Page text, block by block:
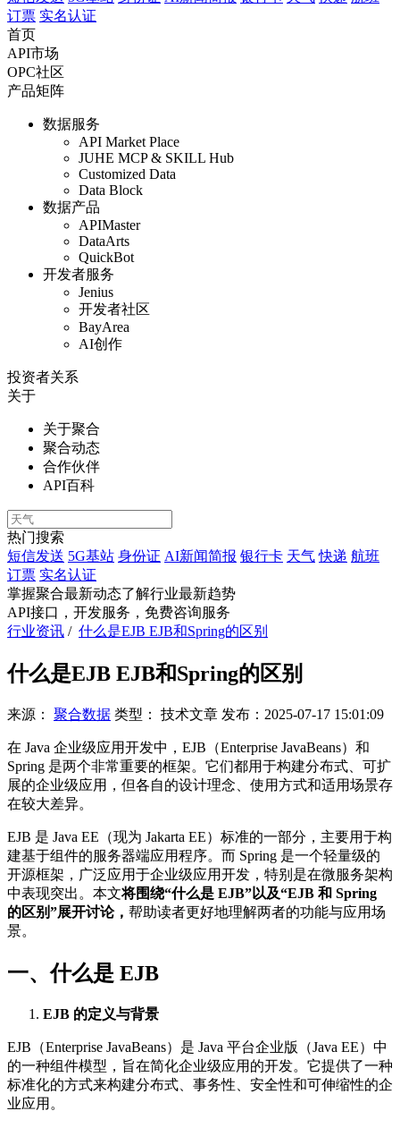
订票 实名认证
首页
API市场
OPC社区
产品矩阵
数据服务
API Market Place
JUHE MCP & SKILL Hub
Customized Data
Data Block
数据产品
APIMaster
DataArts
QuickBot
开发者服务
Jenius
开发者社区
BayArea
AI创作
投资者关系
关于
关于聚合
聚合动态
合作伙伴
API百科
热门搜索
短信发送 5G基站 身份证 AI新闻简报 银行卡 天气 快递 航班
订票 实名认证
掌握聚合最新动态了解行业最新趋势
API接口，开发服务，免费咨询服务
行业资讯 / 什么是EJB EJB和Spring的区别
什么是EJB EJB和Spring的区别
来源： 聚合数据 类型： 技术文章 发布： 2025-07-17 15:01:09
在 Java 企业级应用开发中，EJB（Enterprise JavaBeans）和
Spring 是两个非常重要的框架。它们都用于构建分布式、可扩
展的企业级应用，但各自的设计理念、使用方式和适用场景存
在较大差异。
EJB 是 Java EE（现为 Jakarta EE）标准的一部分，主要用于构
建基于组件的服务器端应用程序。而 Spring 是一个轻量级的
开源框架，广泛应用于企业级应用开发，特别是在微服务架构
中表现突出。本文将围绕“什么是 EJB”以及“EJB 和 Spring
的区别”展开讨论， 帮助读者更好地理解两者的功能与应用场
景。
一、什么是 EJB
EJB 的定义与背景
EJB（Enterprise JavaBeans）是 Java 平台企业版（Java EE）中
的一种组件模型，旨在简化企业级应用的开发。它提供了一种
标准化的方式来构建分布式、事务性、安全性和可伸缩性的企
业应用。